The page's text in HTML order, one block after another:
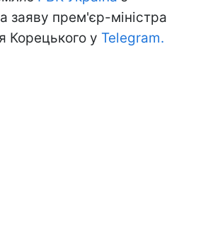
заяву прем'єр-міністра
Корецького у Telegram.